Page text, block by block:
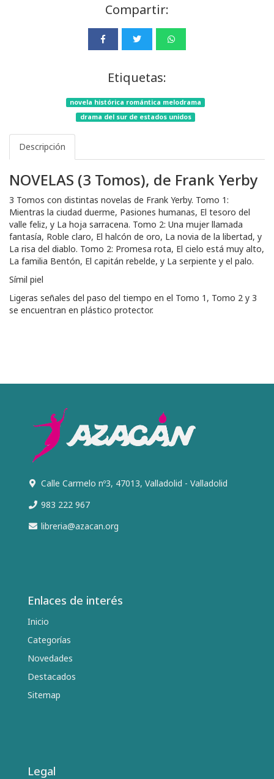
Compartir:
Etiquetas:
novela histórica romántica melodrama
drama del sur de estados unidos
Descripción
NOVELAS (3 Tomos), de Frank Yerby
3 Tomos con distintas novelas de Frank Yerby. Tomo 1:
Mientras la ciudad duerme, Pasiones humanas, El tesoro del
valle feliz, y La hoja sarracena. Tomo 2: Una mujer llamada
fantasía, Roble claro, El halcón de oro, La novia de la libertad, y
La risa del diablo. Tomo 2: Promesa rota, El cielo está muy alto,
La familia Bentón, El capitán rebelde, y La serpiente y el palo.
Símil piel
Ligeras señales del paso del tiempo en el Tomo 1, Tomo 2 y 3
se encuentran en plástico protector.
Calle Carmelo nº3, 47013, Valladolid - Valladolid
983 222 967
libreria@azacan.org
Enlaces de interés
Inicio
Categorías
Novedades
Destacados
Sitemap
Legal